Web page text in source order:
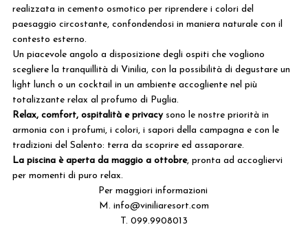
realizzata in cemento osmotico per riprendere i colori del
paesaggio circostante, confondendosi in maniera naturale con il
contesto esterno.
Un piacevole angolo a disposizione degli ospiti che vogliono
scegliere la tranquillità di Vinilia, con la possibilità di degustare un
light lunch o un cocktail in un ambiente accogliente nel più
totalizzante relax al profumo di Puglia.
Relax, comfort, ospitalità e privacysono le nostre priorità in
armonia con i profumi, i colori, i sapori della campagna e con le
tradizioni del Salento: terra da scoprire ed assaporare.
La piscina è aperta da maggio a ottobre, pronta ad accogliervi
per momenti di puro relax.
Per maggiori informazioni
M. info@viniliaresort.com
T. 099.9908013